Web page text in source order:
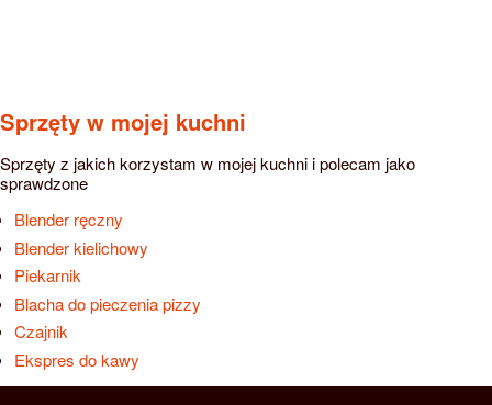
Sprzęty w mojej kuchni
Sprzęty z jakich korzystam w mojej kuchni i polecam jako
sprawdzone
Blender ręczny
Blender kielichowy
Piekarnik
Blacha do pieczenia pizzy
Czajnik
Ekspres do kawy